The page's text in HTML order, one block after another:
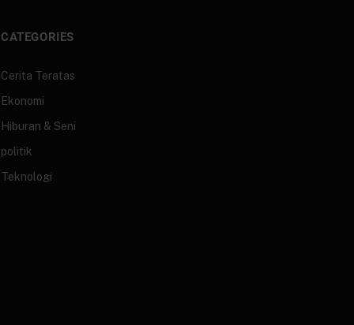
CATEGORIES
Cerita Teratas
Ekonomi
Hiburan & Seni
politik
Teknologi